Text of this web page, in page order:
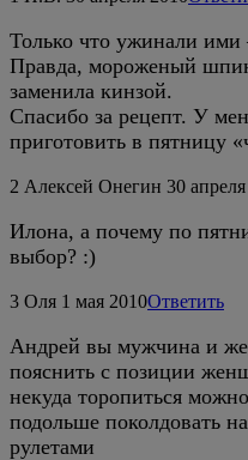
Только что ужинали
Правда, мороженый
заменила кинзой.
Спасибо за рецепт. У
приготовить в пятницу
2 Алексей Онегин 30
Илона, а почему по
выбор? :)
3 Оля 1 мая 2010Ответить
Андрей вы мужчина и
пояснить с позиции
некуда торопиться
подольше поколдовать
рулетами